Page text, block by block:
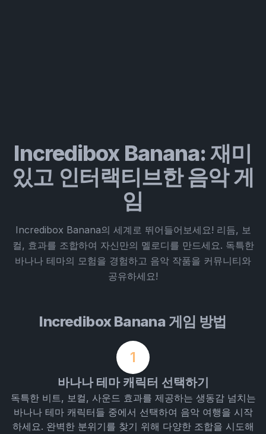
Incredibox Banana: 재미
있고 인터랙티브한 음악 게
임
Incredibox Banana의 세계로 뛰어들어보세요! 리듬, 보
컬, 효과를 조합하여 자신만의 멜로디를 만드세요. 독특한
바나나 테마의 모험을 경험하고 음악 작품을 커뮤니티와
공유하세요!
Incredibox Banana 게임 방법
1
바나나 테마 캐릭터 선택하기
독특한 비트, 보컬, 사운드 효과를 제공하는 생동감 넘치는
바나나 테마 캐릭터들 중에서 선택하여 음악 여행을 시작
하세요. 완벽한 분위기를 찾기 위해 다양한 조합을 시도해